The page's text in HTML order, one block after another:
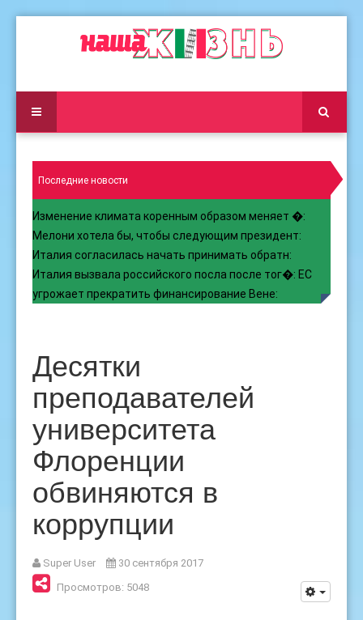
Последние новости
Изменение климата коренным образом меняет �:
Мелони хотела бы, чтобы следующим президент:
Италия согласилась начать принимать обратн:
Италия вызвала российского посла после тог�: ЕС
угрожает прекратить финансирование Вене:
Десятки
преподавателей
университета
Флоренции
обвиняются в
коррупции
Super User
30 сентября 2017
Просмотров: 5048